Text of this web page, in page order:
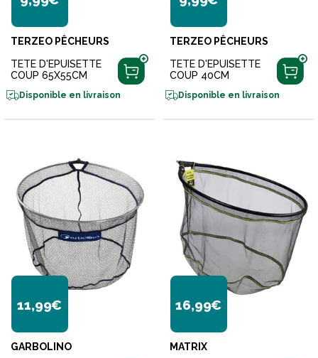
TERZEO PÊCHEURS
TETE D'EPUISETTE
COUP 65X55CM
Disponible en livraison
TERZEO PÊCHEURS
TETE D'EPUISETTE
COUP 40CM
Disponible en livraison
11,99€
GARBOLINO
16,99€
MATRIX